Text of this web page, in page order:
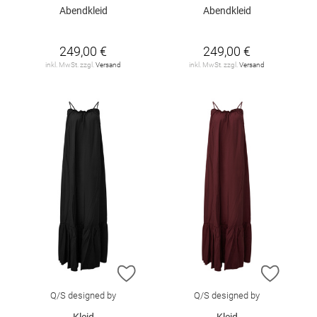
Abendkleid
249,00 €
inkl. MwSt. zzgl. Versand
Abendkleid
249,00 €
inkl. MwSt. zzgl. Versand
ZUR WUNSCHLISTE HINZUFÜGEN
Q/S designed by
ZUR
Q/S designed by